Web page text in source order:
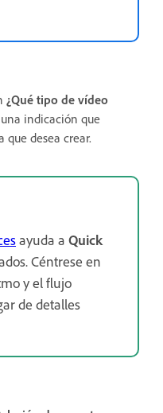
¿Qué tipo de vídeo
indicación que
que desea crear.
ayuda a Quick
Céntrese en
y el flujo
de detalles